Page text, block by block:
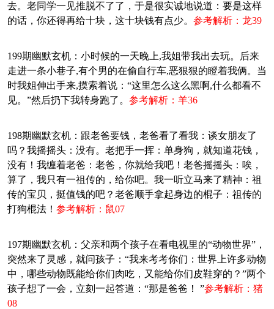
去。老同学一见推脱不了了，于是很实诚地说道：要是这样
的话，你还得再给十块，这十块钱有点少。 参考解析：龙39
199期幽默玄机：小时候的一天晚上,我姐带我出去玩。后来
走进一条小巷子,有个男的在偷自行车,恶狠狠的瞪着我俩。当
时我姐伸出手来,摸索着说：“这里怎么这么黑啊,什么都看不
见。”然后扔下我转身跑了。 参考解析：羊36
198期幽默玄机：跟老爸要钱，老爸看了看我：谈女朋友了
吗？我摇摇头：没有。老把手一挥：单身狗，就知道花钱，
没有！我缠着老爸：老爸，你就给我吧！老爸摇摇头：唉，
算了，我只有一祖传的，给你吧。我一听立马来了精神：祖
传的宝贝，挺值钱的吧？老爸顺手拿起身边的棍子：祖传的
打狗棍法！ 参考解析：鼠07
197期幽默玄机：父亲和两个孩子在看电视里的“动物世界”，
突然来了灵感，就问孩子：“我来考考你们：世界上许多动物
中，哪些动物既能给你们肉吃，又能给你们皮鞋穿的？”两个
孩子想了一会，立刻一起答道：“那是爸爸！ ”参考解析：猪
08